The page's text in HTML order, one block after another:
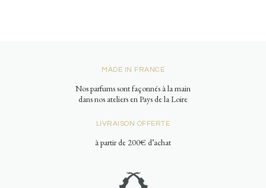
MADE IN FRANCE
Nos parfums sont façonnés à la main
dans nos ateliers en Pays de la Loire
LIVRAISON OFFERTE
à partir de 200€ d’achat